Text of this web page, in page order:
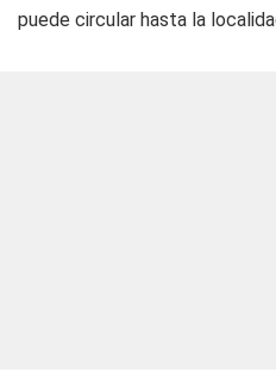
puede circular hasta la